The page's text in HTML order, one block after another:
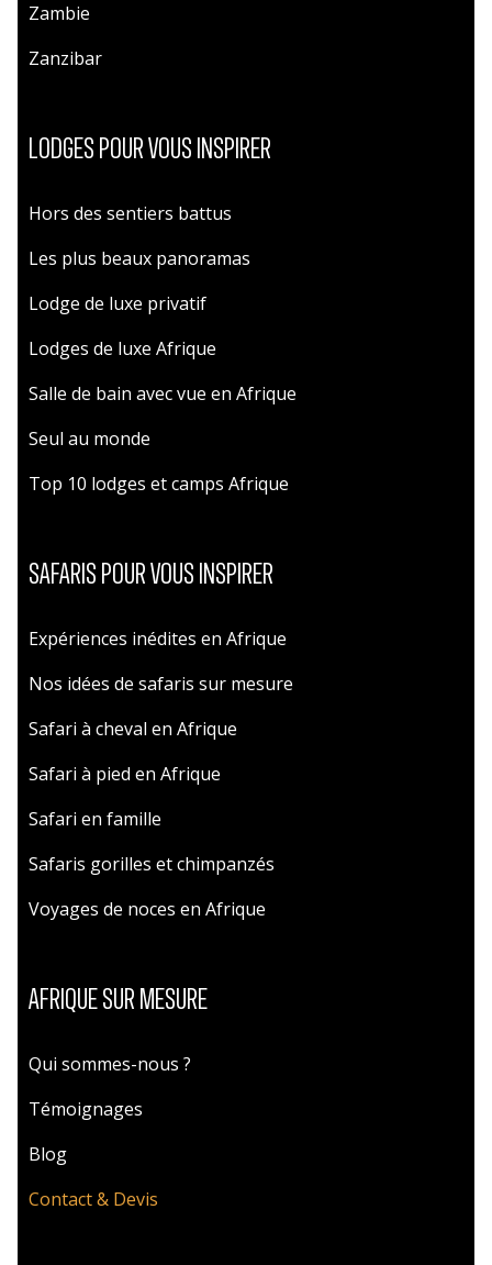
Zambie
Zanzibar
LODGES POUR VOUS INSPIRER
Hors des sentiers battus
Les plus beaux panoramas
Lodge de luxe privatif
Lodges de luxe Afrique
Salle de bain avec vue en Afrique
Seul au monde
Top 10 lodges et camps Afrique
SAFARIS POUR VOUS INSPIRER
Expériences inédites en Afrique
Nos idées de safaris sur mesure
Safari à cheval en Afrique
Safari à pied en Afrique
Safari en famille
Safaris gorilles et chimpanzés
Voyages de noces en Afrique
AFRIQUE SUR MESURE
Qui sommes-nous ?
Témoignages
Blog
Contact & Devis